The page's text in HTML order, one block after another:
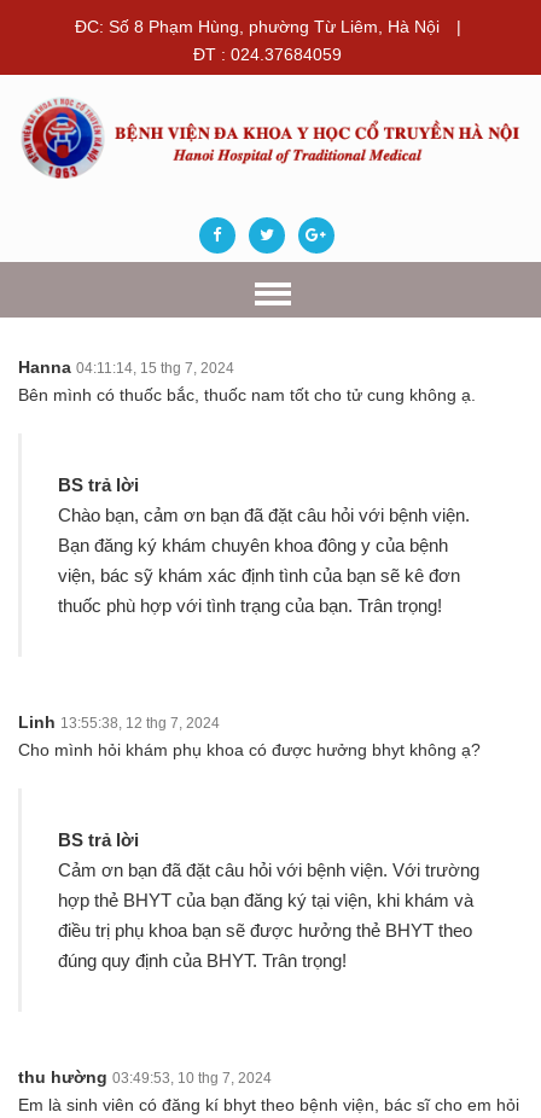
ĐC: Số 8 Phạm Hùng, phường Từ Liêm, Hà Nội
|
ĐT : 024.37684059
Hanna 04:11:14, 15 thg 7, 2024
Bên mình có thuốc bắc, thuốc nam tốt cho tử cung không ạ.
BS trả lời
Chào bạn, cảm ơn bạn đã đặt câu hỏi với bệnh viện.
Bạn đăng ký khám chuyên khoa đông y của bệnh
viện, bác sỹ khám xác định tình của bạn sẽ kê đơn
thuốc phù hợp với tình trạng của bạn. Trân trọng!
Linh 13:55:38, 12 thg 7, 2024
Cho mình hỏi khám phụ khoa có được hưởng bhyt không ạ?
BS trả lời
Cảm ơn bạn đã đặt câu hỏi với bệnh viện. Với trường
hợp thẻ BHYT của bạn đăng ký tại viện, khi khám và
điều trị phụ khoa bạn sẽ được hưởng thẻ BHYT theo
đúng quy định của BHYT. Trân trọng!
thu hường 03:49:53, 10 thg 7, 2024
Em là sinh viên có đăng kí bhyt theo bệnh viện, bác sĩ cho em hỏi